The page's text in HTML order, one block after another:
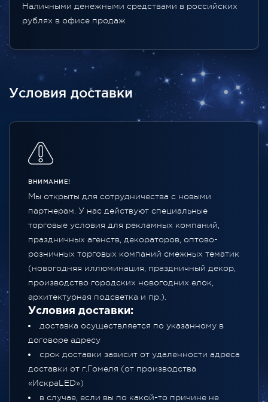
Наличными денежными средствами в российских
рублях в офисе продаж
Условия доставки
ВНИМАНИЕ!
Мы открыты для сотрудничества с новыми
партнерам. У нас действуют специальные
торговые условия для рекламных компаний,
праздничных агенств, декораторов, оптово-
розничных торговых компаний смежных тематик
(новогодняя иллюминация, праздничный декор,
производство городских новогодних елок,
архитектурная подсветка и пр.).
Условия доставки:
доставка осуществляется по указанному в
договоре адресу
срок доставки зависит от удаленности адреса
доставки от г.Гомеля (от производства
«ИскраLED»)
в случае, если вы по какой-то причине не